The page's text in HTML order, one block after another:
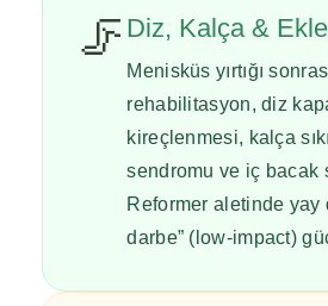
🦵 Diz, Kalça &
Menisküs yırtığı
rehabilitasyon, diz
kireçlenmesi, kalça
sendromu ve iç bacak
Reformer aletinde yay
darbe” (low-impact)